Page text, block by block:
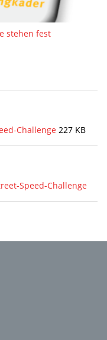
stehen fest
Challenge 227 KB
Speed-Challenge